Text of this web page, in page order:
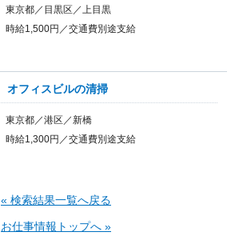
東京都／目黒区／上目黒
時給1,500円／交通費別途支給
オフィスビルの清掃
東京都／港区／新橋
時給1,300円／交通費別途支給
« 検索結果一覧へ戻る
お仕事情報トップへ »